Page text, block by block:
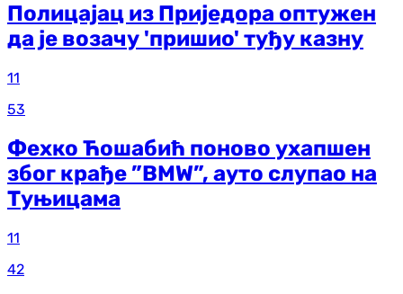
Полицајац из Приједора оптужен
да је возачу 'пришио' туђу казну
11
53
Фехко Ћошабић поново ухапшен
због крађе ”BMW”, ауто слупао на
Туњицама
11
42